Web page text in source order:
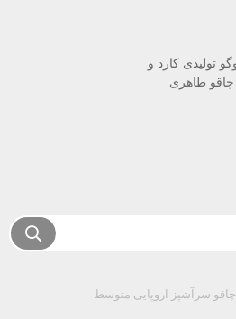
چاقو سرآشپز اروپایی متوسط